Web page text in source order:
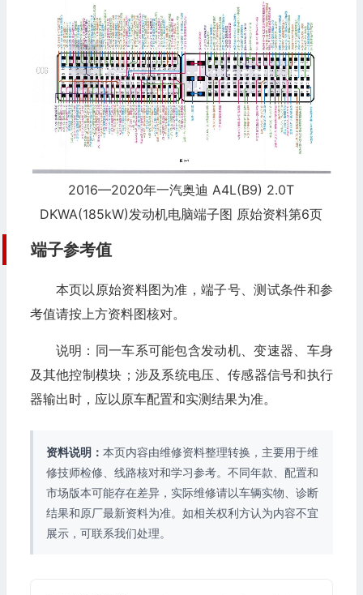
2016—2020年一汽奥迪 A4L(B9) 2.0T
DKWA(185kW)发动机电脑端子图 原始资料第6页
端子参考值
本页以原始资料图为准，端子号、测试条件和参
考值请按上方资料图核对。
说明：同一车系可能包含发动机、变速器、车身
及其他控制模块；涉及系统电压、传感器信号和执行
器输出时，应以原车配置和实测结果为准。
资料说明： 本页内容由维修资料整理转换，主要用于维
修技师检修、线路核对和学习参考。不同年款、配置和
市场版本可能存在差异，实际维修请以车辆实物、诊断
结果和原厂最新资料为准。如相关权利方认为内容不宜
展示，可联系我们处理。